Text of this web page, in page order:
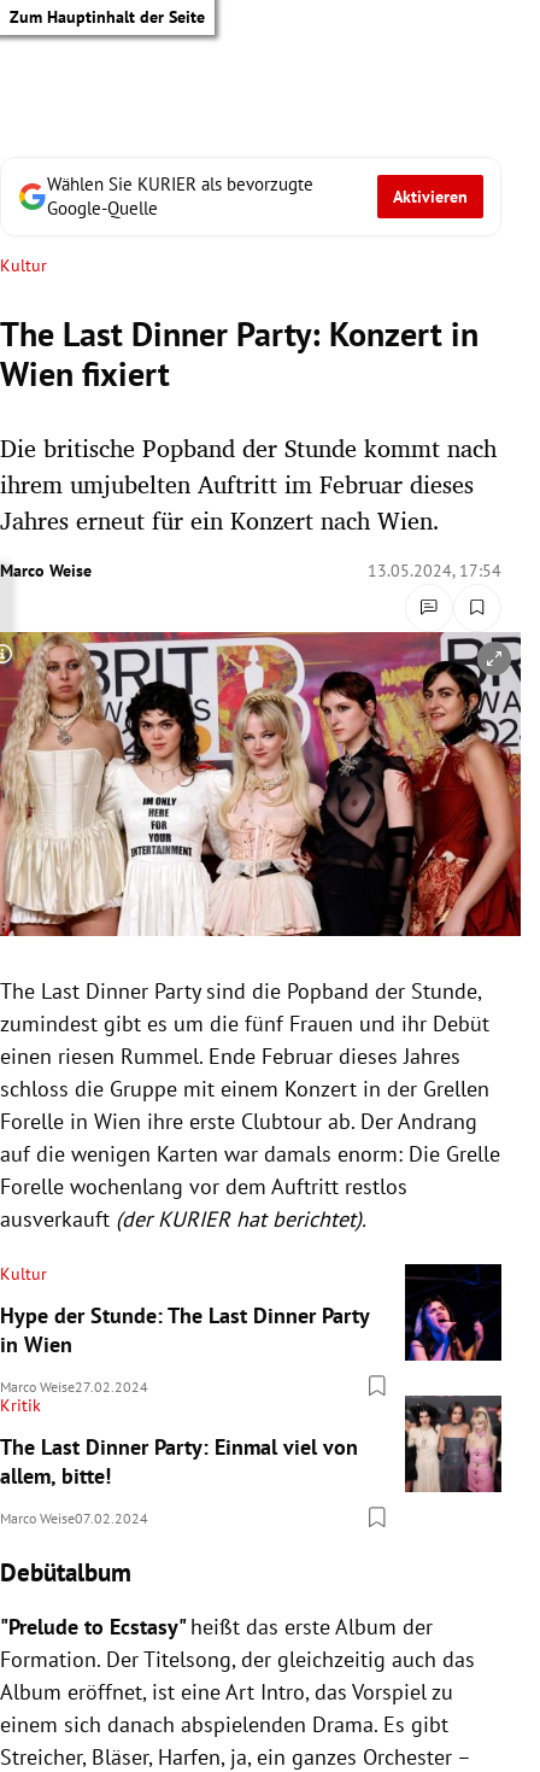
Zum Hauptinhalt der Seite
Untermenü
Untermenü
Untermenü
Untermenü
Untermenü
Untermenü
Untermenü
Untermenü
Wählen Sie KURIER als bevorzugte
Google-Quelle
Aktivieren
Kultur
The Last Dinner Party: Konzert in
Wien fixiert
Die britische Popband der Stunde kommt nach
ihrem umjubelten Auftritt im Februar dieses
Jahres erneut für ein Konzert nach Wien.
Marco Weise 13.05.2024, 17:54
Copyright-Hinweis öffnen/schließen
The Last Dinner Party sind die Popband der Stunde,
zumindest gibt es um die fünf Frauen und ihr Debüt
einen riesen Rummel. Ende Februar dieses Jahres
schloss die Gruppe mit einem Konzert in der Grellen
Forelle in Wien ihre erste Clubtour ab. Der Andrang
auf die wenigen Karten war damals enorm: Die Grelle
Forelle wochenlang vor dem Auftritt restlos
ausverkauft (der KURIER hat berichtet).
Kultur
Hype der Stunde: The Last Dinner Party
in Wien
Marco Weise27.02.2024
Kritik
The Last Dinner Party: Einmal viel von
allem, bitte!
Marco Weise07.02.2024
Debütalbum
"Prelude to Ecstasy"heißt das erste Album der
Formation. Der Titelsong, der gleichzeitig auch das
Album eröffnet, ist eine Art Intro, das Vorspiel zu
einem sich danach abspielenden Drama. Es gibt
Streicher, Bläser, Harfen, ja, ein ganzes Orchester –